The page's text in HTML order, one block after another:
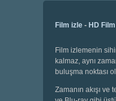
Film izle - HD
Film izlemenin
kalmaz, aynı
buluşma noktası
Zamanın akışı